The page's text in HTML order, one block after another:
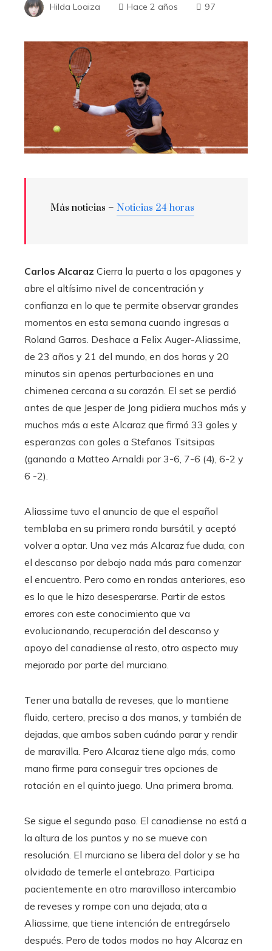
Hilda Loaiza Hace 2 años 97
Más noticias – Noticias 24 horas
Carlos Alcaraz Cierra la puerta a los apagones y
abre el altísimo nivel de concentración y
confianza en lo que te permite observar grandes
momentos en esta semana cuando ingresas a
Roland Garros. Deshace a Felix Auger-Aliassime,
de 23 años y 21 del mundo, en dos horas y 20
minutos sin apenas perturbaciones en una
chimenea cercana a su corazón. El set se perdió
antes de que Jesper de Jong pidiera muchos más y
muchos más a este Alcaraz que firmó 33 goles y
esperanzas con goles a Stefanos Tsitsipas
(ganando a Matteo Arnaldi por 3-6, 7-6 (4), 6-2 y
6 -2).
Aliassime tuvo el anuncio de que el español
temblaba en su primera ronda bursátil, y aceptó
volver a optar. Una vez más Alcaraz fue duda, con
el descanso por debajo nada más para comenzar
el encuentro. Pero como en rondas anteriores, eso
es lo que le hizo desesperarse. Partir de estos
errores con este conocimiento que va
evolucionando, recuperación del descanso y
apoyo del canadiense al resto, otro aspecto muy
mejorado por parte del murciano.
Tener una batalla de reveses, que lo mantiene
fluido, certero, preciso a dos manos, y también de
dejadas, que ambos saben cuándo parar y rendir
de maravilla. Pero Alcaraz tiene algo más, como
mano firme para conseguir tres opciones de
rotación en el quinto juego. Una primera broma.
Se sigue el segundo paso. El canadiense no está a
la altura de los puntos y no se mueve con
resolución. El murciano se libera del dolor y se ha
olvidado de temerle el antebrazo. Participa
pacientemente en otro maravilloso intercambio
de reveses y rompe con una dejada; ata a
Aliassime, que tiene intención de entregárselo
después. Pero de todos modos no hay Alcaraz en